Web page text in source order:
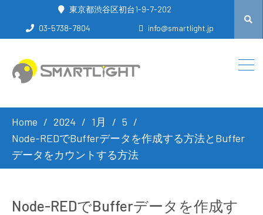
東京都渋谷区初台1-9-7-202
03-5738-7804
info@smartlight.jp
Home 2024 1月
5
Node-REDでBufferデータを作成する方法とBuffer
データをカウントする方法
Node-REDでBufferデータを作成す